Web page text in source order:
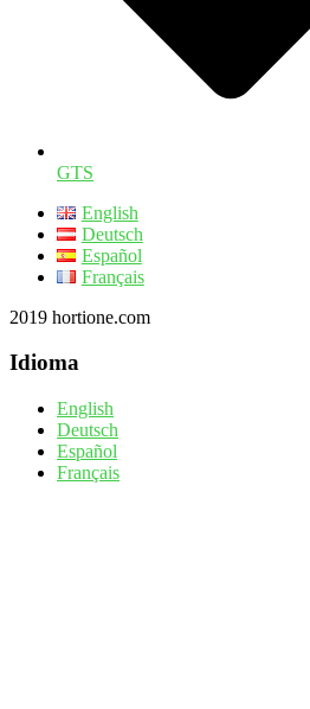
GTS
English
Deutsch
Español
Français
2019 hortione.com
Idioma
English
Deutsch
Español
Français